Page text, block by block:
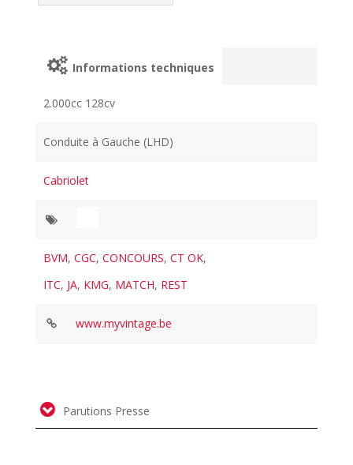
Informations techniques
2.000cc 128cv
Conduite à Gauche (LHD)
Cabriolet
BVM,CGC,CONCOURS,CT OK,
ITC, JA, KMG, MATCH, REST
www.myvintage.be
Parutions Presse